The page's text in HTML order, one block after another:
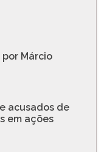
Márcio
acusados de
em ações